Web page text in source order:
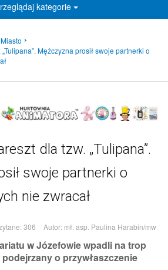
kategorie
Mężczyzna prosił swoje partnerki o
dla tzw. „Tulipana”.
swoje partnerki o
nie zwracał
306 Autor: mł. asp. Paulina Harabin/mw
w Józefowie wpadli na trop
o przywłaszczenie